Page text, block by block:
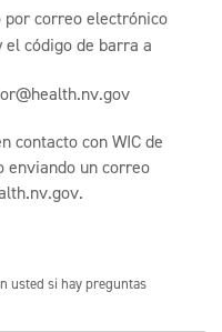
correo electrónico
código de barra a
contacto con WIC de
enviando un correo
usted si hay preguntas